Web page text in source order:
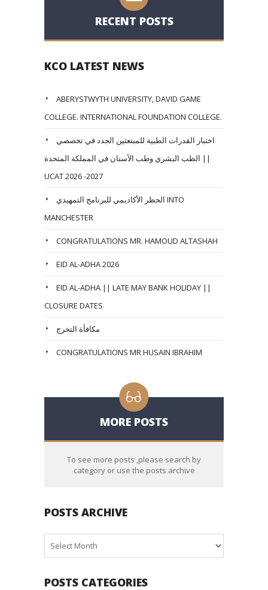
RECENT POSTS
KCO LATEST NEWS
ABERYSTWYTH UNIVERSITY, DAVID GAME
COLLEGE. INTERNATIONAL FOUNDATION COLLEGE.
اختبار القدرات الطبية للمبتعثين الجدد في تخصصي
الطب البشري وطب الأسنان في المملكة المتحدة ||
UCAT 2026 -2027
الحظر الأكاديمي للبرنامج التمهيدي INTO
MANCHESTER
CONGRATULATIONS MR. HAMOUD ALTASHAH
EID AL-ADHA 2026
EID AL-ADHA || LATE MAY BANK HOLIDAY ||
CLOSURE DATES
مكافأة التخرج
CONGRATULATIONS MR HUSAIN IBRAHIM
MORE POSTS
To see more posts ,please search by
category or use the posts archive
POSTS ARCHIVE
Archive
POSTS CATEGORIES